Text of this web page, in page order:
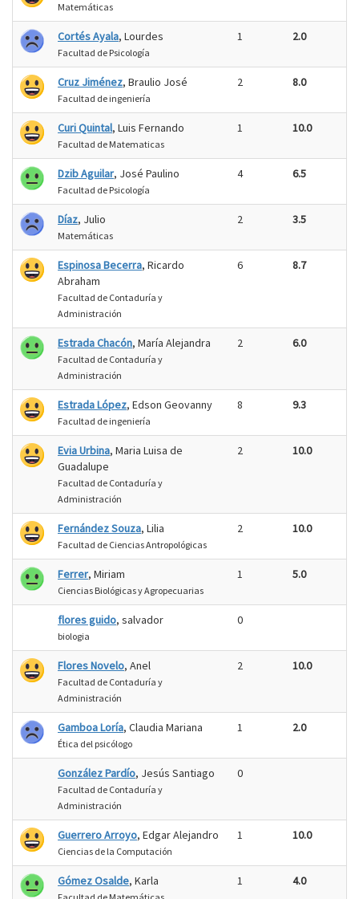
Matemáticas
Cortés Ayala, Lourdes
Facultad de Psicología
1 2.0
Cruz Jiménez, Braulio José
Facultad de ingeniería
2 8.0
Curi Quintal, Luis Fernando
Facultad de Matematicas
1 10.0
Dzib Aguilar, José Paulino
Facultad de Psicología
4 6.5
Díaz, Julio
Matemáticas
2 3.5
Espinosa Becerra, Ricardo
Abraham
Facultad de Contaduría y
Administración
6 8.7
Estrada Chacón, María Alejandra
Facultad de Contaduría y
Administración
2 6.0
Estrada López, Edson Geovanny
Facultad de ingeniería
8 9.3
Evia Urbina, Maria Luisa de
Guadalupe
Facultad de Contaduría y
Administración
2 10.0
Fernández Souza, Lilia
Facultad de Ciencias Antropológicas
2 10.0
Ferrer, Miriam
Ciencias Biológicas y Agropecuarias
1 5.0
flores guido, salvador
biologia
0
Flores Novelo, Anel
Facultad de Contaduría y
Administración
2 10.0
Gamboa Loría, Claudia Mariana
Ética del psicólogo
1 2.0
González Pardío, Jesús Santiago
Facultad de Contaduría y
Administración
0
Guerrero Arroyo, Edgar Alejandro
Ciencias de la Computación
1 10.0
Gómez Osalde, Karla 1 4.0